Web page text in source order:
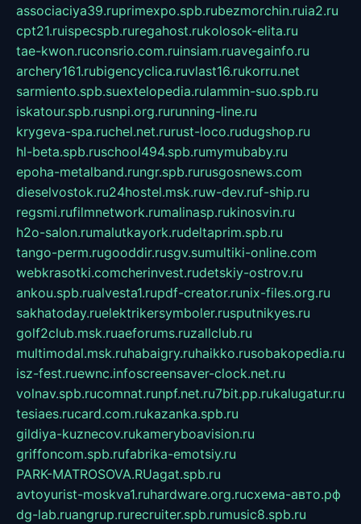
associaciya39.ruprimexpo.spb.rubezmorchin.ruia2.ru
cpt21.ruispecspb.ruregahost.rukolosok-elita.ru
tae-kwon.ruconsrio.com.ruinsiam.ruavegainfo.ru
archery161.rubigencyclica.ruvlast16.rukorru.net
sarmiento.spb.suextelopedia.rulammin-suo.spb.ru
iskatour.spb.rusnpi.org.rurunning-line.ru
krygeva-spa.ruchel.net.rurust-loco.rudugshop.ru
hl-beta.spb.ruschool494.spb.rumymubaby.ru
epoha-metalband.rungr.spb.rurusgosnews.com
dieselvostok.ru24hostel.msk.ruw-dev.ruf-ship.ru
regsmi.rufilmnetwork.rumalinasp.rukinosvin.ru
h2o-salon.rumalutkayork.rudeltaprim.spb.ru
tango-perm.rugooddir.rusgv.sumultiki-online.com
webkrasotki.comcherinvest.rudetskiy-ostrov.ru
ankou.spb.rualvesta1.rupdf-creator.runix-files.org.ru
sakhatoday.ruelektrikersymboler.rusputnikyes.ru
golf2club.msk.ruaeforums.ruzallclub.ru
multimodal.msk.ruhabaigry.ruhaikko.rusobakopedia.ru
isz-fest.ruewnc.infoscreensaver-clock.net.ru
volnav.spb.rucomnat.runpf.net.ru7bit.pp.rukalugatur.ru
tesiaes.rucard.com.rukazanka.spb.ru
gildiya-kuznecov.rukameryboavision.ru
griffoncom.spb.rufabrika-emotsiy.ru
PARK-MATROSOVA.RUagat.spb.ru
avtoyurist-moskva1.ruhardware.org.ruсхема-авто.рф
dg-lab.ruangrup.rurecruiter.spb.rumusic8.spb.ru